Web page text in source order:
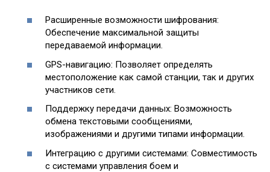
Расширенные возможности шифрования:
Обеспечение максимальной защиты
передаваемой информации.
GPS-навигацию: Позволяет определять
местоположение как самой станции, так и других
участников сети.
Поддержку передачи данных: Возможность
обмена текстовыми сообщениями,
изображениями и другими типами информации.
Интеграцию с другими системами: Совместимость
с системами управления боем и